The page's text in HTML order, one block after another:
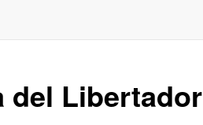
del Libertador